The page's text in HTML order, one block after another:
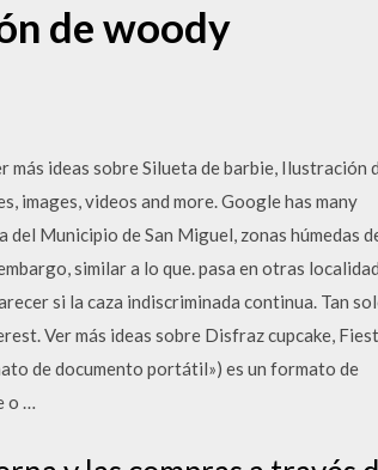
de woody
ideas sobre Silueta de barbie, Ilustración
images, videos and more. Google has many
Municipio de San Miguel, zonas húmedas
similar a lo que. pasa en otras
si la caza indiscriminada continua. Tan
Ver más ideas sobre Disfraz cupcake,
de documento portátil») es un formato de
o …